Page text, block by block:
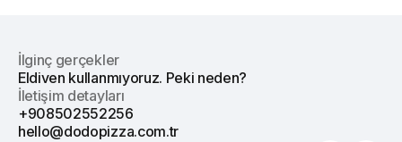
İlginç gerçekler
Eldiven kullanmıyoruz. Peki neden?
İletişim detayları
+908502552256
hello@dodopizza.com.tr